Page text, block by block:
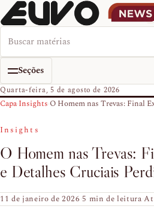
Buscar no EUVO News
Seções
Quarta-feira, 5 de agosto de 2026
Capa›Insights›O Homem nas Trevas: Final
Insights
O Homem nas Trevas:
e Detalhes Cruciais
11 de janeiro de 2026·5 min de leitura·